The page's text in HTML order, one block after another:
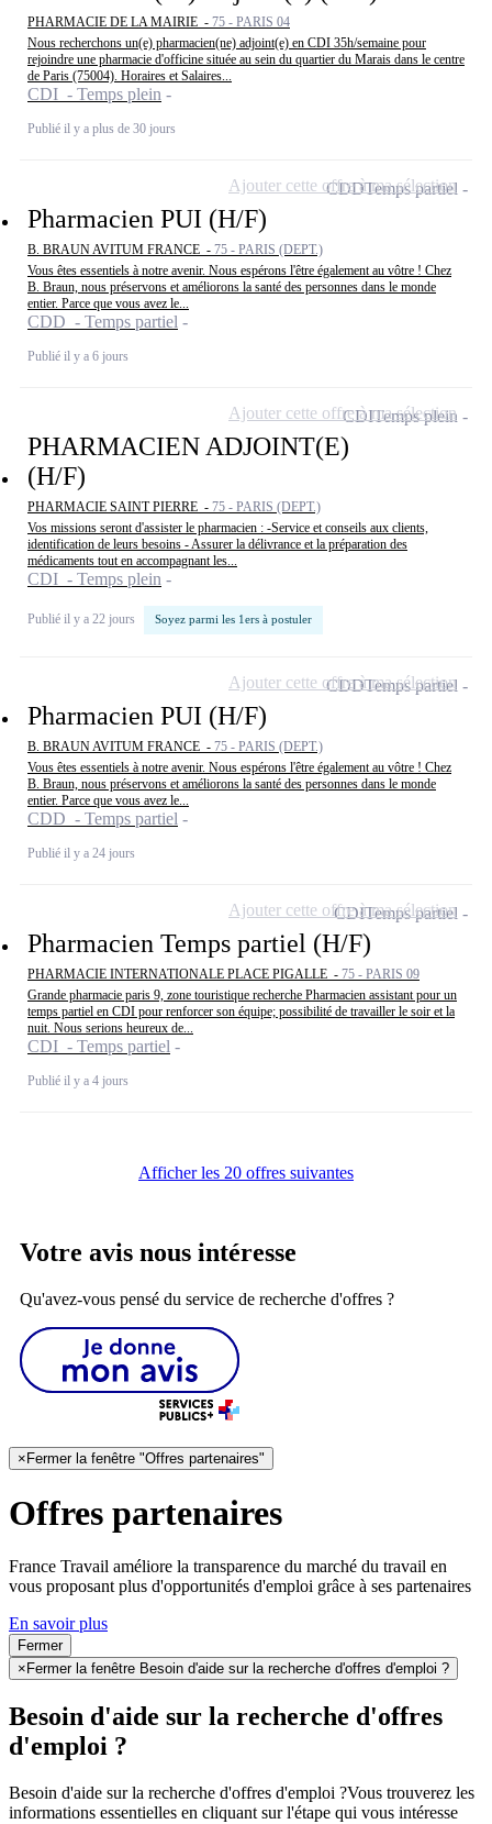
PHARMACIE DE LA MAIRIE - 75 - PARIS 04
Nous recherchons un(e) pharmacien(ne) adjoint(e) en CDI 35h/semaine pour
rejoindre une pharmacie d'officine située au sein du quartier du Marais dans le centre
de Paris (75004). Horaires et Salaires...
CDI - Temps plein
Publié il y a plus de 30 jours
Pharmacien PUI (H/F)
B. BRAUN AVITUM FRANCE - 75 - PARIS (DEPT.)
Vous êtes essentiels à notre avenir. Nous espérons l'être également au vôtre ! Chez
B. Braun, nous préservons et améliorons la santé des personnes dans le monde
entier. Parce que vous avez le...
CDD - Temps partiel
Publié il y a 6 jours
CDDTemps partiel
Ajouter cette offre à ma sélection
PHARMACIEN ADJOINT(E)
(H/F)
PHARMACIE SAINT PIERRE - 75 - PARIS (DEPT.)
Vos missions seront d'assister le pharmacien : -Service et conseils aux clients,
identification de leurs besoins - Assurer la délivrance et la préparation des
médicaments tout en accompagnant les...
CDI - Temps plein
Publié il y a 22 jours Soyez parmi les 1ers à postuler
CDITemps plein
Ajouter cette offre à ma sélection
Pharmacien PUI (H/F)
B. BRAUN AVITUM FRANCE - 75 - PARIS (DEPT.)
Vous êtes essentiels à notre avenir. Nous espérons l'être également au vôtre ! Chez
B. Braun, nous préservons et améliorons la santé des personnes dans le monde
entier. Parce que vous avez le...
CDD - Temps partiel
Publié il y a 24 jours
CDDTemps partiel
Ajouter cette offre à ma sélection
Pharmacien Temps partiel (H/F)
PHARMACIE INTERNATIONALE PLACE PIGALLE - 75 - PARIS 09
Grande pharmacie paris 9, zone touristique recherche Pharmacien assistant pour un
temps partiel en CDI pour renforcer son équipe; possibilité de travailler le soir et la
nuit. Nous serions heureux de...
CDI - Temps partiel
Publié il y a 4 jours
CDITemps partiel
Ajouter cette offre à ma sélection
Afficher les 20 offres suivantes
Votre avis nous intéresse
Qu'avez-vous pensé du service de recherche d'offres ?
×Fermer la fenêtre "Offres partenaires"
Offres partenaires
France Travail améliore la transparence du marché du travail en
vous proposant plus d'opportunités d'emploi grâce à ses partenaires
En savoir plus
Fermer
× Fermer la fenêtre Besoin d'aide sur la recherche d'offres d'emploi ?
Besoin d'aide sur la recherche d'offres
d'emploi ?
Besoin d'aide sur la recherche d'offres d'emploi ?Vous trouverez les
informations essentielles en cliquant sur l'étape qui vous intéresse